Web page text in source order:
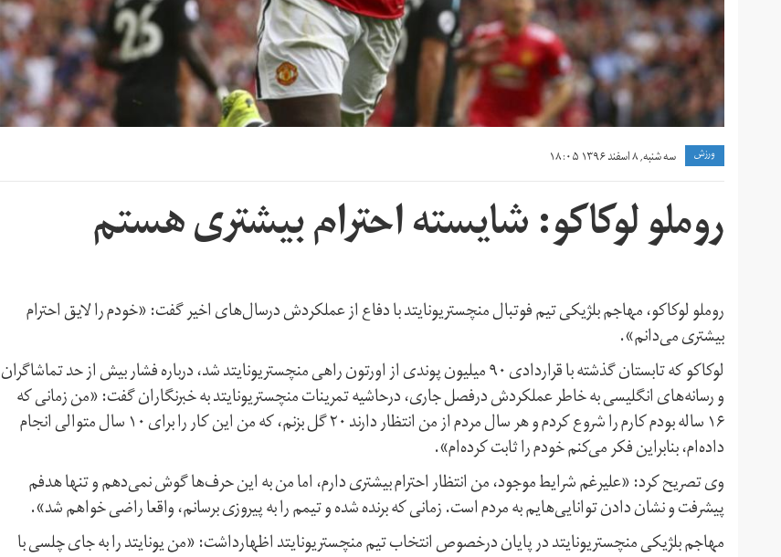
ورزش سه شنبه, ۸ اسفند ۱۳۹۶ ۱۸:۰۵
روملو لوکاکو: شایسته احترام بیشتری هستم
روملو لوکاکو، مهاجم بلژیکی تیم فوتبال منچستریونایتد با دفاع از عملکردش درسال‌های اخیر گفت: «خودم را لایق احترام
بیشتری می‌دانم».
لوکاکو که تابستان گذشته با قراردادی ۹۰ میلیون پوندی از اورتون راهی منچستریونایتد شد، درباره فشار بیش از حد تماشاگران
و رسانه‌های انگلیسی به خاطر عملکردش درفصل جاری، درحاشیه تمرینات منچستریونایتد به خبرنگاران گفت: «من زمانی که
۱۶ ساله بودم کارم را شروع کردم و هر سال مردم از من انتظار دارند ۲۰ گل بزنم، که من این کار را برای ۱۰ سال متوالی انجام
داده‌ام، بنابراین فکر می‌کنم خودم را ثابت کرده‌ام».
وی تصریح کرد: «علیرغم شرایط موجود، من انتظار احترام بیشتری دارم، اما من به این حرف‌ها گوش نمی‌دهم و تنها هدفم
پیشرفت و نشان دادن توانایی‌هایم به مردم است. زمانی که برنده شده و تیمم را به پیروزی برسانم، واقعا راضی خواهم شد».
مهاجم بلژیکی منچستریونایتد در پایان درخصوص انتخاب تیم منچستریونایتد اظهارداشت: «من یونایتد را به جای چلسی با